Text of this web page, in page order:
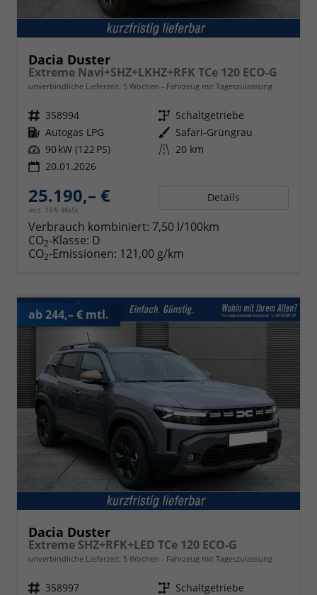
Dacia Duster
Extreme Navi+SHZ+LKHZ+RFK TCe 120 ECO-G
unverbindliche Lieferzeit: 5 Wochen Fahrzeug mit Tageszulassung
Fahrzeugnr. 358994 Getriebe Schaltgetriebe
Kraftstoff Autogas LPG Außenfarbe Safari-Grüngrau
Leistung 90 kW (122 PS) Kilometerstand 20 km
20.01.2026
25.190,– €
incl. 19% MwSt.
Details
Verbrauch kombiniert: 7,50 l/100km
CO2-Klasse: D
CO2-Emissionen: 121,00 g/km
ab 244,– € mtl.
Dacia Duster
Extreme SHZ+RFK+LED TCe 120 ECO-G
unverbindliche Lieferzeit: 5 Wochen Fahrzeug mit Tageszulassung
Fahrzeugnr. 358997 Getriebe Schaltgetriebe